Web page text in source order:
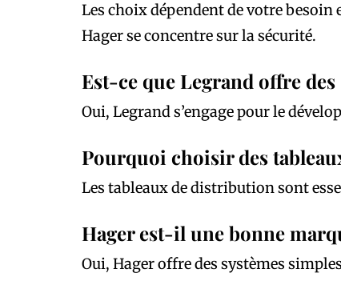
Les choix dépendent de votre
Hager se concentre sur la sécurité.
Est-ce que Legrand offre
Oui, Legrand s’engage pour le
Pourquoi choisir des
Les tableaux de distribution sont
Hager est-il une bonne
Oui, Hager offre des systèmes